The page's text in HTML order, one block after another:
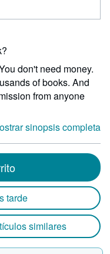
don't need money.
of books. And
from anyone
sinopsis completa
tarde
similares